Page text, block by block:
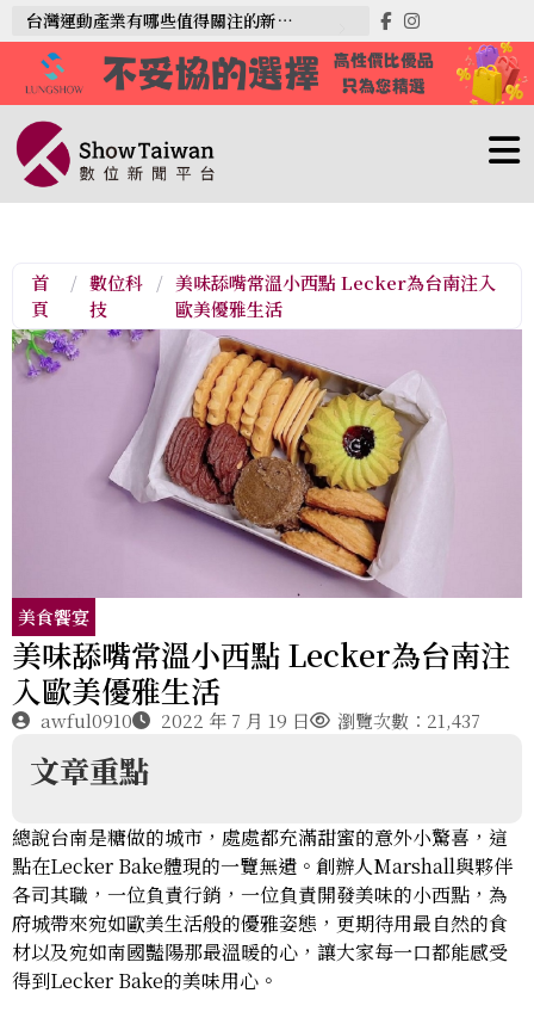
台灣運動產業有哪些值得關注的新趨勢？
首
頁
/ 數位科
技
/ 美味舔嘴常溫小西點 Lecker為台南注入
歐美優雅生活
美食饗宴
美味舔嘴常溫小西點 Lecker為台南注
入歐美優雅生活
awful0910 2022 年 7 月 19 日 瀏覽次數：21,437
文章重點
總說台南是糖做的城市，處處都充滿甜蜜的意外小驚喜，這
點在Lecker Bake體現的一覽無遺。創辦人Marshall與夥伴
各司其職，一位負責行銷，一位負責開發美味的小西點，為
府城帶來宛如歐美生活般的優雅姿態，更期待用最自然的食
材以及宛如南國豔陽那最溫暖的心，讓大家每一口都能感受
得到Lecker Bake的美味用心。